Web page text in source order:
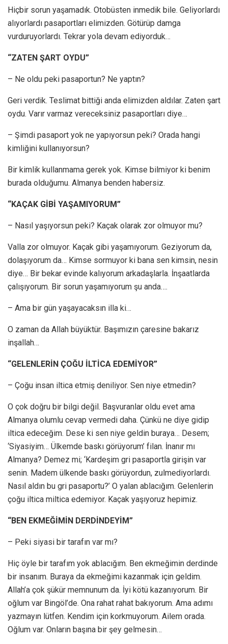
Hiçbir sorun yaşamadık. Otobüsten inmedik bile. Geliyorlardı
alıyorlardı pasaportları elimizden. Götürüp damga
vurduruyorlardı. Tekrar yola devam ediyorduk…
“ZATEN ŞART OYDU”
– Ne oldu peki pasaportun? Ne yaptın?
Geri verdik. Teslimat bittiği anda elimizden aldılar. Zaten şart
oydu. Varır varmaz vereceksiniz pasaportları diye…
– Şimdi pasaport yok ne yapıyorsun peki? Orada hangi
kimliğini kullanıyorsun?
Bir kimlik kullanmama gerek yok. Kimse bilmiyor ki benim
burada olduğumu. Almanya benden habersiz.
“KAÇAK GİBİ YAŞAMIYORUM”
– Nasıl yaşıyorsun peki? Kaçak olarak zor olmuyor mu?
Valla zor olmuyor. Kaçak gibi yaşamıyorum. Geziyorum da,
dolaşıyorum da… Kimse sormuyor ki bana sen kimsin, nesin
diye… Bir bekar evinde kalıyorum arkadaşlarla. İnşaatlarda
çalışıyorum. Bir sorun yaşamıyorum şu anda….
– Ama bir gün yaşayacaksın illa ki…
O zaman da Allah büyüktür. Başımızın çaresine bakarız
inşallah…
“GELENLERİN ÇOĞU İLTİCA EDEMİYOR”
– Çoğu insan iltica etmiş deniliyor. Sen niye etmedin?
O çok doğru bir bilgi değil. Başvuranlar oldu evet ama
Almanya olumlu cevap vermedi daha. Çünkü ne diye gidip
iltica edeceğim. Dese ki sen niye geldin buraya… Desem;
‘Siyasiyim… Ülkemde baskı görüyorum’ filan. İnanır mı
Almanya? Demez mi; ‘Kardeşim gri pasaportla girişin var
senin. Madem ülkende baskı görüyordun, zulmediyorlardı.
Nasıl aldın bu gri pasaportu?’ O yalan ablacığım. Gelenlerin
çoğu iltica miltica edemiyor. Kaçak yaşıyoruz hepimiz.
“BEN EKMEĞİMİN DERDİNDEYİM”
– Peki siyasi bir tarafın var mı?
Hiç öyle bir tarafım yok ablacığım. Ben ekmeğimin derdinde
bir insanım. Buraya da ekmeğimi kazanmak için geldim.
Allah’a çok şükür memnunum da. İyi kötü kazanıyorum. Bir
oğlum var Bingöl’de. Ona rahat rahat bakıyorum. Ama adımı
yazmayın lütfen. Kendim için korkmuyorum. Ailem orada.
Oğlum var. Onların başına bir şey gelmesin…